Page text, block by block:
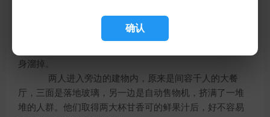
确认
目的七彩光雨，落在互相挤撞玩乐的人群去，登时又引发
一阵欢呼声。两名衣着性感的美女横移过来，要拉他们两
身溜掉。
两人进入旁边的建物内，原来是间容千人的大餐
厅，三面是落地玻璃，另一边是自动售物机，挤满了一堆
堆的人群。他们取得两大杯甘香可的鲜果汁后，好不容易